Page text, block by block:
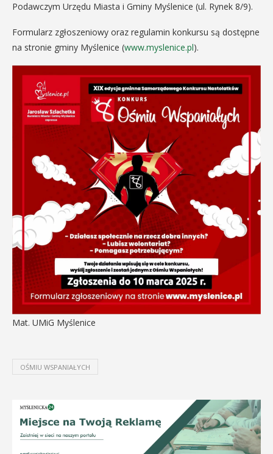
Podawczym Urzędu Miasta i Gminy Myślenice (ul. Rynek 8/9).
Formularz zgłoszeniowy oraz regulamin konkursu są dostępne
na stronie gminy Myślenice (www.myslenice.pl).
Mat. UMiG Myślenice
OŚMIU WSPANIAŁYCH